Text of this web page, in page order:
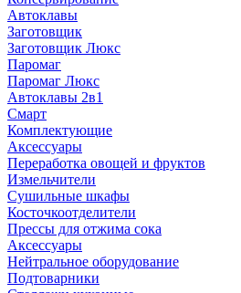
Автоклавы
Заготовщик
Заготовщик Люкс
Паромаг
Паромаг Люкс
Автоклавы 2в1
Смарт
Комплектующие
Аксессуары
Переработка овощей и фруктов
Измельчители
Сушильные шкафы
Косточкоотделители
Прессы для отжима сока
Аксессуары
Нейтральное оборудование
Подтоварники